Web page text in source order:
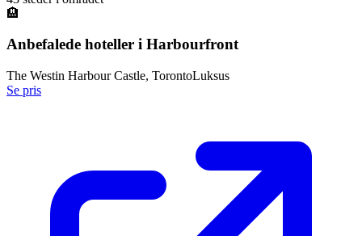
🏨
Anbefalede hoteller i Harbourfront
The Westin Harbour Castle, TorontoLuksus
Se pris